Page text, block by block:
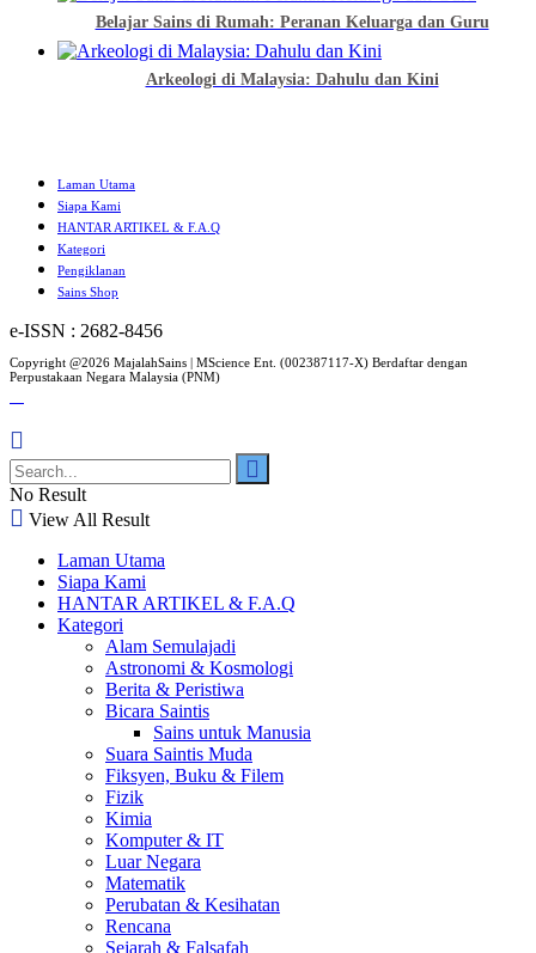
Belajar Sains di Rumah: Peranan Keluarga dan Guru
Arkeologi di Malaysia: Dahulu dan Kini
Laman Utama
Siapa Kami
HANTAR ARTIKEL & F.A.Q
Kategori
Pengiklanan
Sains Shop
e-ISSN : 2682-8456
Copyright @2026 MajalahSains | MScience Ent. (002387117-X) Berdaftar dengan
Perpustakaan Negara Malaysia (PNM)
No Result
View All Result
Laman Utama
Siapa Kami
HANTAR ARTIKEL & F.A.Q
Kategori
Alam Semulajadi
Astronomi & Kosmologi
Berita & Peristiwa
Bicara Saintis
Sains untuk Manusia
Suara Saintis Muda
Fiksyen, Buku & Filem
Fizik
Kimia
Komputer & IT
Luar Negara
Matematik
Perubatan & Kesihatan
Rencana
Sejarah & Falsafah